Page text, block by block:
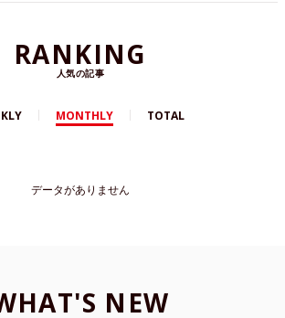
RANKING
人気の記事
MONTHLY TOTAL
データがありません
NEW